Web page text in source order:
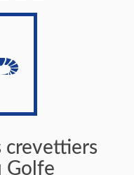
crevettiers
Golfe